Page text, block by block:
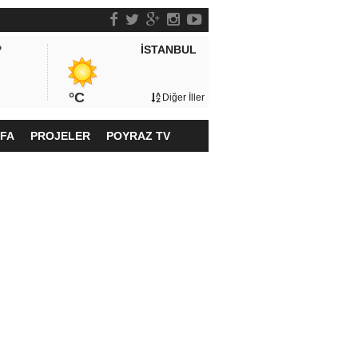
İSTANBUL
°C Diğer İller
PROJELER POYRAZ TV